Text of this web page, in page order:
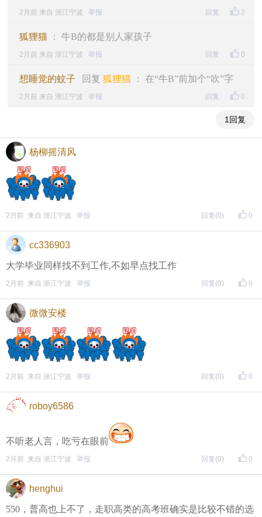
2
2月前 来自 浙江宁波 举报 回复
狐狸猫 ： 牛B的都是别人家孩子
0
2月前 来自 浙江宁波 举报 回复
想睡觉的蚊子 回复 狐狸猫 ： 在“牛B”前加个“吹”字
0
2月前 来自 浙江宁波 举报 回复
1回复
杨柳摇清风
0
2月前 来自 浙江宁波 举报 回复 (0)
cc336903
大学毕业同样找不到工作,不如早点找工作
0
2月前 来自 浙江宁波 举报 回复 (0)
微微安楼
0
2月前 来自 浙江宁波 举报 回复 (0)
roboy6586
不听老人言，吃亏在眼前
0
2月前 来自 浙江宁波 举报 回复 (0)
henghui
550，普高也上不了，走职高类的高考班确实是比较不错的选